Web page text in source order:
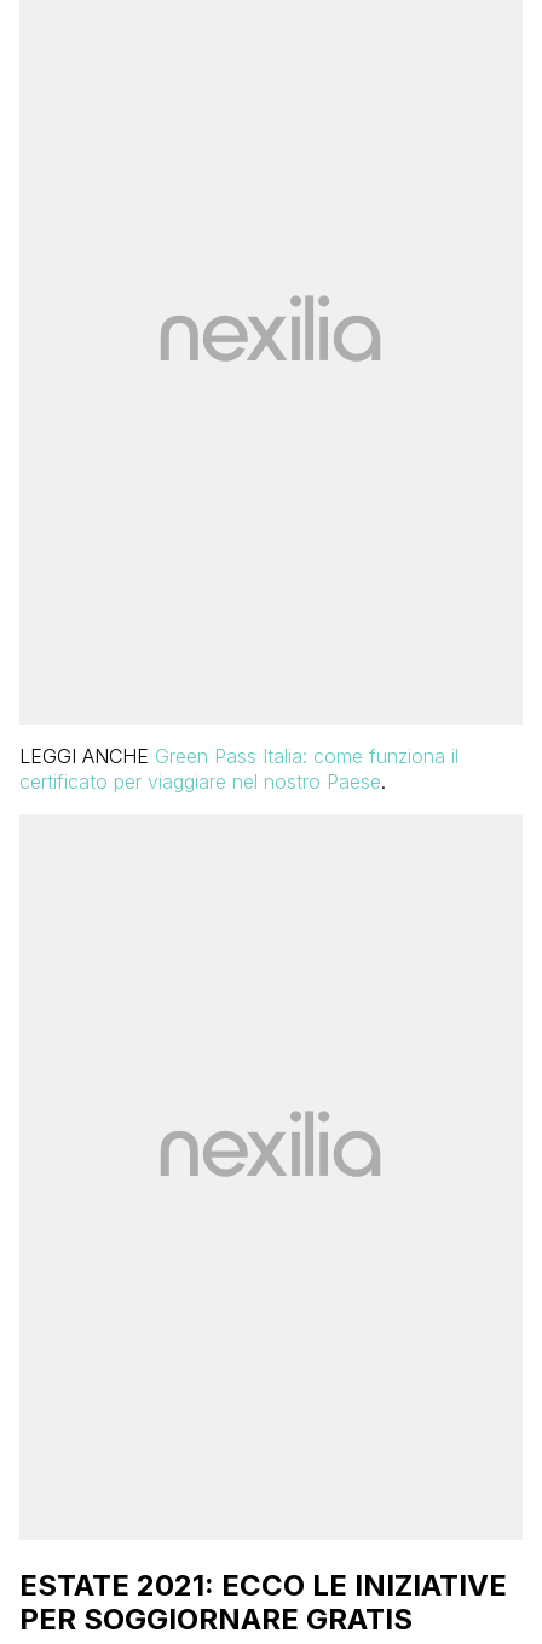
LEGGI ANCHE Green Pass Italia: come funziona il
certificato per viaggiare nel nostro Paese.
ESTATE 2021: ECCO LE INIZIATIVE
PER SOGGIORNARE GRATIS